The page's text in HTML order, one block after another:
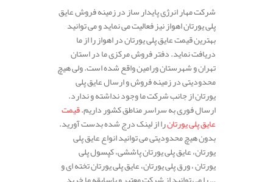
شرکت مهار انرژی پایدار ساز در زمینه فروش عایق
پلی یورتان اهواز نیز فعالیت می نماید و می توانید
بهترین قیمت عایق پلی یورتان در اهواز را از ما
دریافت نماید. دفتر فروش مرکزی ما در استان
تهران و شهرستان ورامین واقع شده است. ولی هیچ
محدودیتی در زمینه فروش و ارسال عایق پلی
یورتان از جانب شرکت ما وجود نداشته و ندارد.
ارسال فوری به سراسر مناطق کشور داریم.قیمت
عایق پلی یورتانرا از لینک درج شده بدست آورید.
بدون هیچ محدودیتی می توانید انواع عایق پلی
یورتان، عایق پلی یورتان پاششی، کپسول پلی
یورتان ، ورق پلی یورتان، عایق پلی یورتان تخته ای و